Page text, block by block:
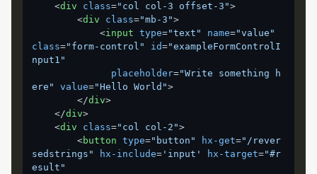
<div class="col col-3 offset-3">
<div class="mb-3">
<input type="text" name="value"
class="form-control" id="exampleFormControlI
nput1"
placeholder="Write something h
ere"
value="Hello World">
</div>
</div>
<div class="col col-2">
<button type="button" hx-get="/rever
sedstrings"
hx-include='input' hx-target="#r
esult"